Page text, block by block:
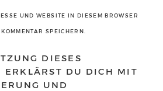
UND WEBSITE IN DIESEM BROWSER
SPEICHERN.
DIESES
ERKLÄRST DU DICH MIT
UND